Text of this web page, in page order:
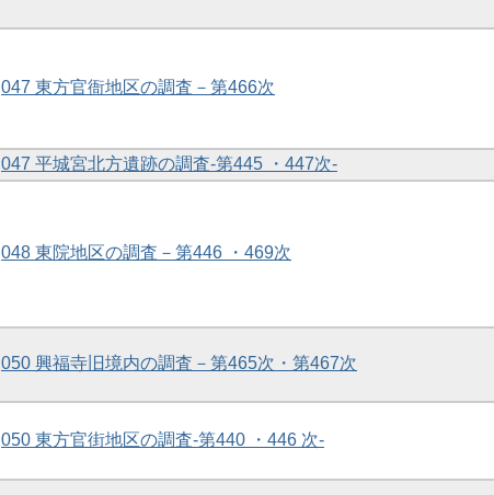
047 東方官衙地区の調査－第466次
047 平城宮北方遺跡の調査-第445 ・447次-
048 東院地区の調査－第446 ・469次
050 興福寺旧境内の調査－第465次・第467次
050 東方官街地区の調査-第440 ・446 次-